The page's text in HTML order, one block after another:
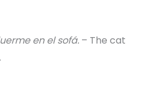
en el sofá.– The cat